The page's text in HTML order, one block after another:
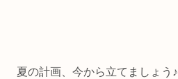
夏の計画、今から立てましょう♪